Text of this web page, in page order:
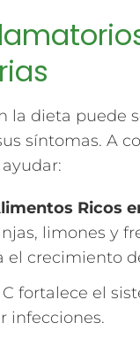
la dieta puede
síntomas. A
Ricos
limones y
el crecimiento
fortalece el
infecciones.